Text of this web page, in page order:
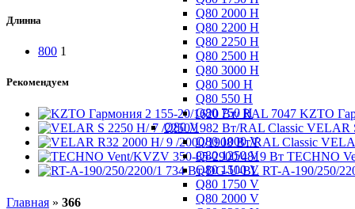
Q80 2000 H
Q80 2200 H
Q80 2250 H
Q80 2500 H
Q80 3000 H
Q80 500 H
Q80 550 H
Q80 750 H
Q80 V
Q80 1000 V
Q80 1250 V
Q80 1500 V
Q80 1750 V
Q80 2000 V
Длинна
800 1
Рекомендуем
KZTO
VELAR
TECHNO
RT-A-190/250/
Главная » 366